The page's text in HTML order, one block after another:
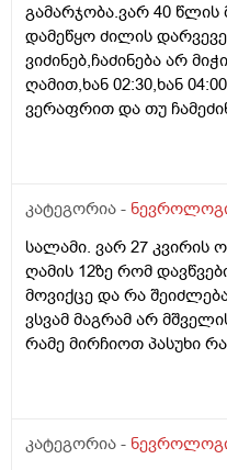
გამარჯობა.ვარ 40
დამეწყო ძილის
ვიძინებ,ჩაძინება არ
ღამით,ხან 02:30,ხან
ვერაფრით და თუ
მელატონინის მიღება 3
ზე.მივიღე 10 დღე და
და 1 დღე გამოვტოვე და
რეჟიმი. რამდენი დღე
უწყვეტად? ან დოზა ხომ
ტაბლეტი რომ
ტაბლეტებს
კატეგორია -
სალამი. ვარ 27 კვირის
ღამის 12ზე რომ
მოვიქცე და რა
ვსვამ მაგრამ არ
რამე მირჩიოთ პასუხი
ვაკეთებ კიდეც სხვა
მარტივად!!! არმინდა
კატეგორია -